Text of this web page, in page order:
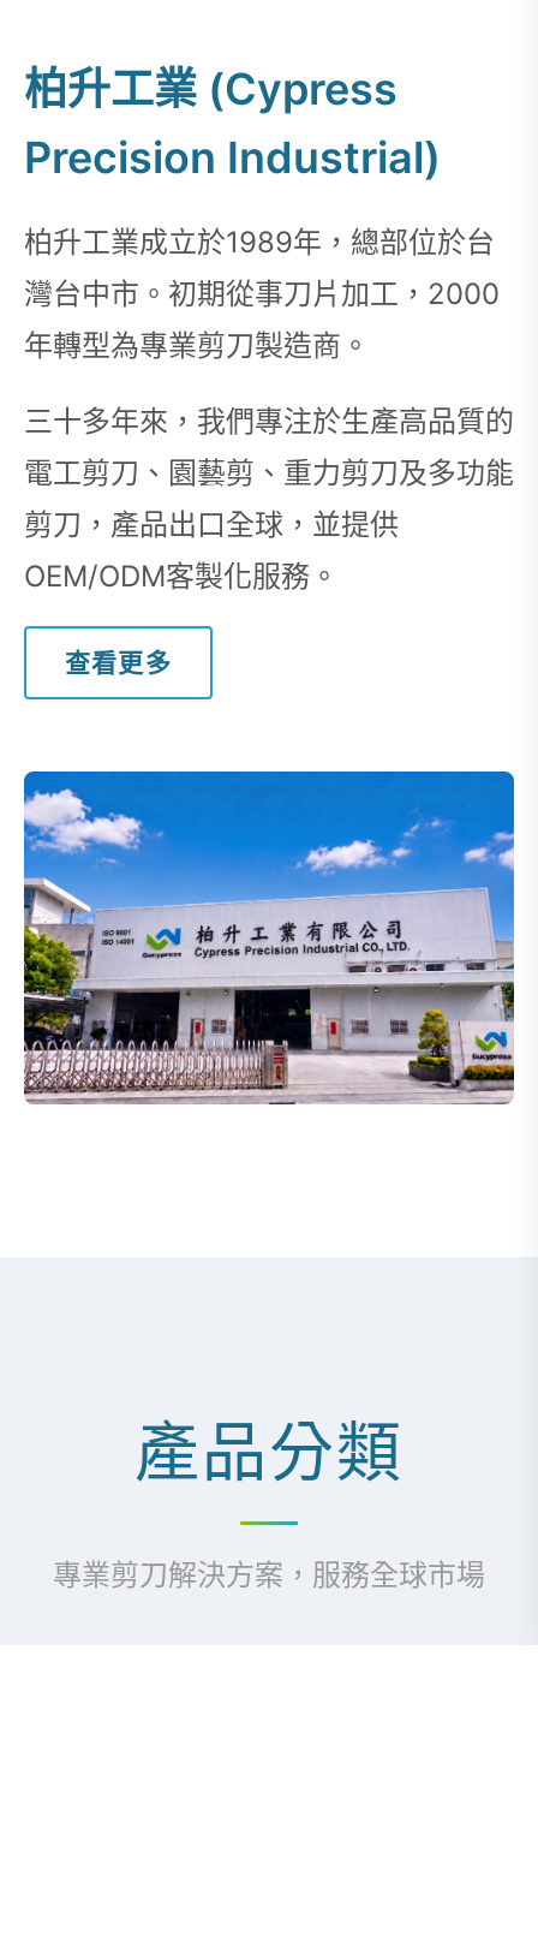
柏升工業 (Cypress
Precision Industrial)
柏升工業成立於1989年，總部位於台
灣台中市。初期從事刀片加工，2000
年轉型為專業剪刀製造商。
三十多年來，我們專注於生產高品質的
電工剪刀、園藝剪、重力剪刀及多功能
剪刀，產品出口全球，並提供
OEM/ODM客製化服務。
查看更多
產品分類
專業剪刀解決方案，服務全球市場